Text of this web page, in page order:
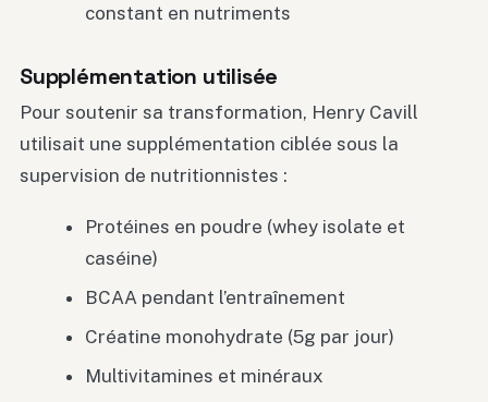
constant en nutriments
Supplémentation utilisée
Pour soutenir sa transformation, Henry Cavill
utilisait une supplémentation ciblée sous la
supervision de nutritionnistes :
Protéines en poudre (whey isolate et
caséine)
BCAA pendant l’entraînement
Créatine monohydrate (5g par jour)
Multivitamines et minéraux